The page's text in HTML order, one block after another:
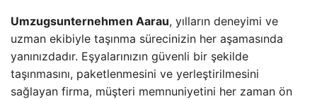
Umzugsunternehmen Aarau, yılların deneyimi ve
uzman ekibiyle taşınma sürecinizin her aşamasında
yanınızdadır. Eşyalarınızın güvenli bir şekilde
taşınmasını, paketlenmesini ve yerleştirilmesini
sağlayan firma, müşteri memnuniyetini her zaman ön